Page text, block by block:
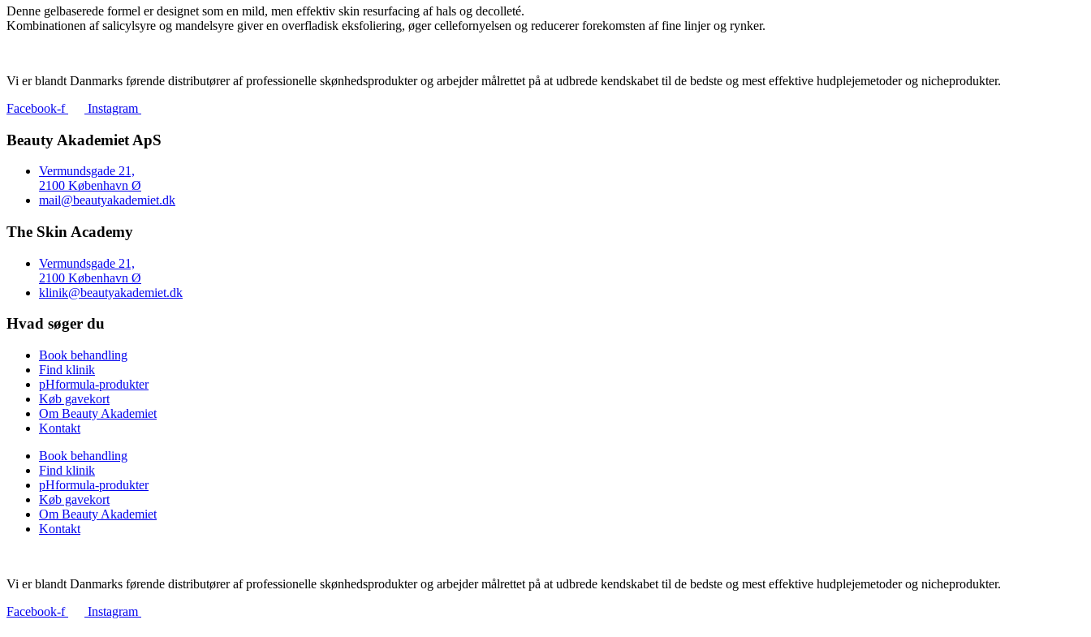
Denne gelbaserede formel er designet som en mild, men effektiv skin resurfacing af hals og decolleté.
Kombinationen af salicylsyre og mandelsyre giver en overfladisk eksfoliering, øger cellefornyelsen og reducerer forekomsten af fine linjer og rynker.
Vi er blandt Danmarks førende distributører af professionelle skønhedsprodukter og arbejder målrettet på at udbrede kendskabet til de bedste og mest effektive hudplejemetoder og nicheprodukter.
Facebook-f
Instagram
Beauty Akademiet ApS
Vermundsgade 21,
2100 København Ø
mail@beautyakademiet.dk
The Skin Academy
Vermundsgade 21,
2100 København Ø
klinik@beautyakademiet.dk
Hvad søger du
Book behandling
Find klinik
pHformula-produkter
Køb gavekort
Om Beauty Akademiet
Kontakt
Book behandling
Find klinik
pHformula-produkter
Køb gavekort
Om Beauty Akademiet
Kontakt
Vi er blandt Danmarks førende distributører af professionelle skønhedsprodukter og arbejder målrettet på at udbrede kendskabet til de bedste og mest effektive hudplejemetoder og nicheprodukter.
Facebook-f
Instagram